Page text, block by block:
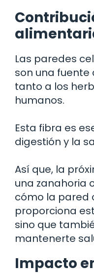
Las paredes
son una fuente
tanto a los
humanos.
Esta fibra es
digestión y la
Así que, la
una zanahoria
cómo la pared
proporciona
sino que
mantenerte
Impacto